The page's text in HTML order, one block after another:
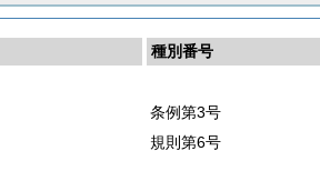
種別番号
条例第3号
規則第6号